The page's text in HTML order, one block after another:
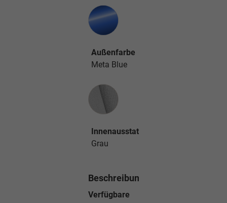
Außenfarbe
Meta Blue
Innenausstattung
Innenausstattung
Grau
Beschreibung
Verfügbare